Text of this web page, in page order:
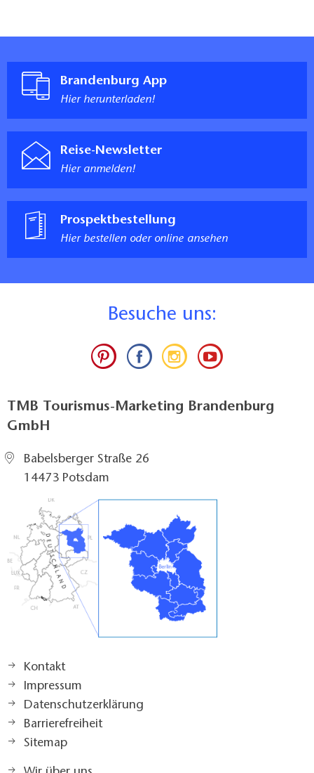
Brandenburg App
Hier herunterladen!
Reise-Newsletter
Hier anmelden!
Prospektbestellung
Hier bestellen oder online ansehen
Besuche uns:
TMB Tourismus-Marketing Brandenburg
GmbH
Babelsberger Straße 26
14473 Potsdam
Kontakt
Impressum
Datenschutzerklärung
Barrierefreiheit
Sitemap